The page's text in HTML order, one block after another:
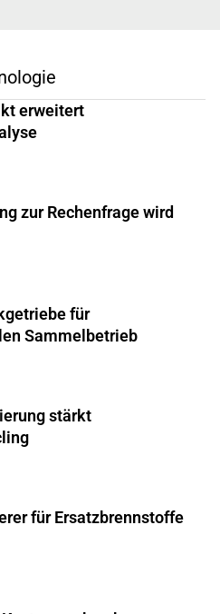
erweitert
zur Rechenfrage wird
für
Sammelbetrieb
stärkt
für Ersatzbrennstoffe